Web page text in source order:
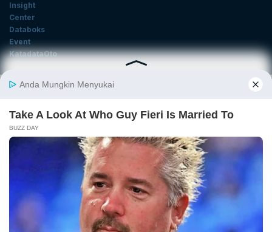
Insight
Center
Databoks
Event
KatadataOto
Langganan Newsletter
Daftar
Ikuti Kami
Tentang Katadata Advertising Karier
Pedoman Media Siber
Kebijakan Privasi
Disclaimer
Hubungi Kami
©2026 Katadata. Hak cipta dilindungi Undang-undang.